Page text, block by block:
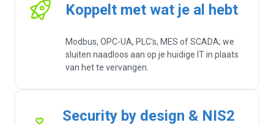
Koppelt met wat je al hebt
Modbus, OPC-UA, PLC's, MES of SCADA; we
sluiten naadloos aan op je huidige IT in plaats
van het te vervangen.
Security by design & NIS2